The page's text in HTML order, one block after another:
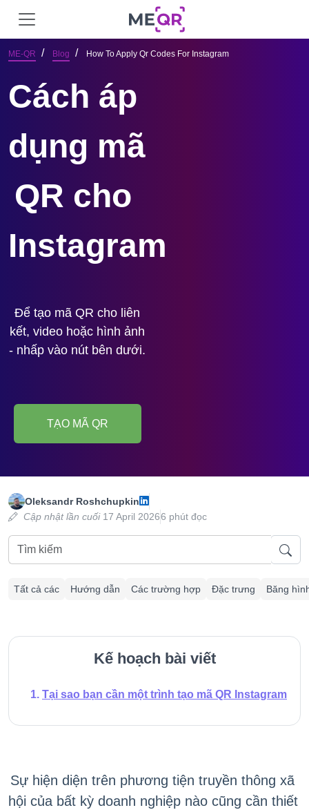
ME-QR Blog How To Apply Qr Codes For Instagram
Cách áp
dụng mã
QR cho
Instagram
Để tạo mã QR cho liên
kết, video hoặc hình ảnh
- nhấp vào nút bên dưới.
TẠO MÃ QR
Oleksandr Roshchupkin
Cập nhật lần cuối17 April 20266 phút đọc
Tất cả các Hướng dẫn Các trường hợp Đặc trưng Băng
Kế hoạch bài viết
Tại sao bạn cần một trình tạo mã QR Instagram
Sự hiện diện trên phương tiện truyền thông xã
hội của bất kỳ doanh nghiệp nào cũng cần thiết